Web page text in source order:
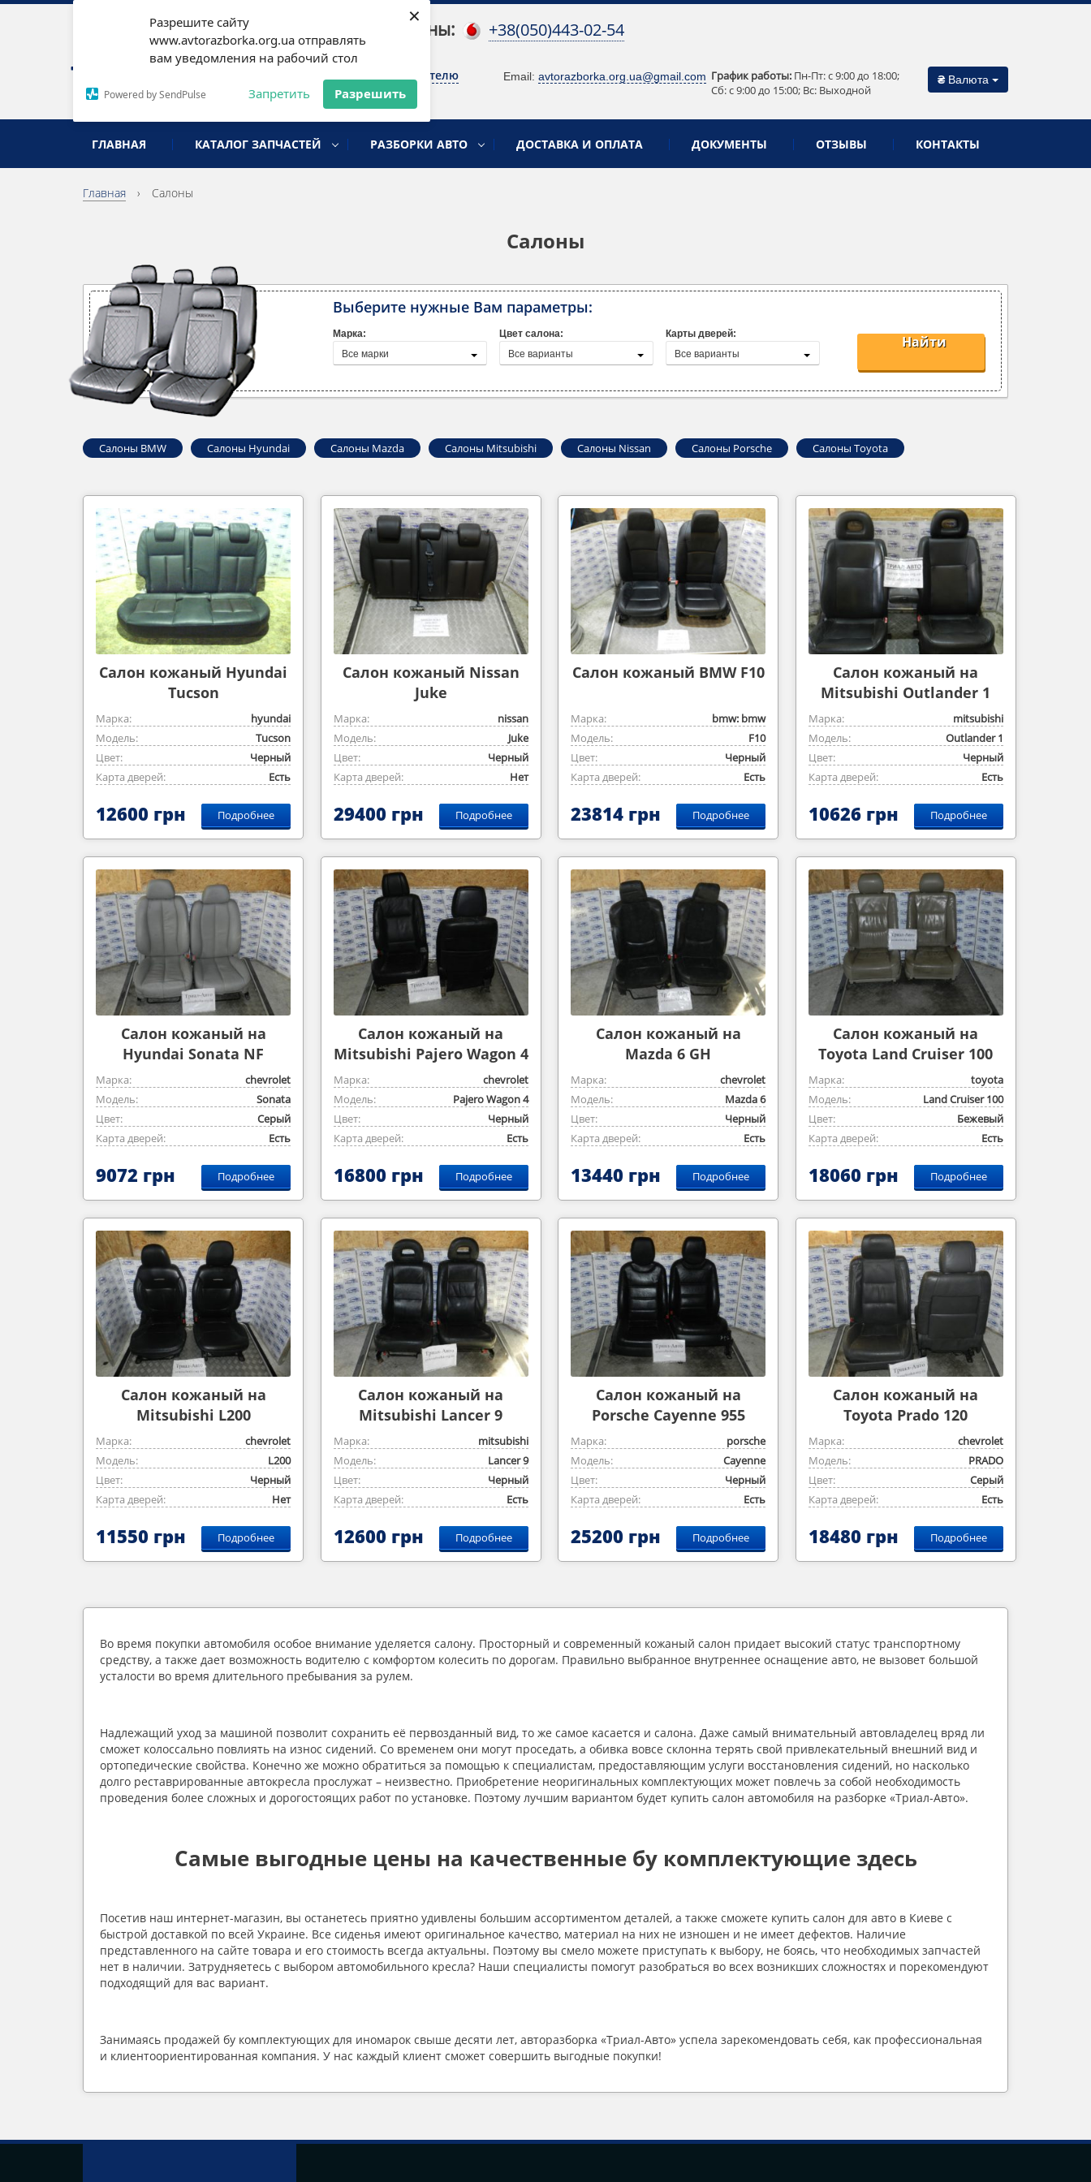
Разрешите сайту
www.avtorazborka.org.ua отправлять
вам уведомления на рабочий стол
Powered by SendPulse Запретить Разрешить
×
разборка иномарок
Наши телефоны: +38(050)443-02-54
Письмо руководителю Email: avtorazborka.org.ua@gmail.com График работы: Пн-Пт: c 9:00 до 18:00;
Сб: c 9:00 до 15:00; Вс: Выходной
₴ Валюта
ГЛАВНАЯ КАТАЛОГ ЗАПЧАСТЕЙ РАЗБОРКИ АВТО ДОСТАВКА И ОПЛАТА ДОКУМЕНТЫ ОТЗЫВЫ КОНТАКТЫ
Главная › Салоны
Салоны
Выберите нужные Вам параметры:
Марка:
Все марки
Цвет салона:
Все варианты
Карты дверей:
Все варианты
Найти
Салоны BMW Салоны Hyundai Салоны Mazda Салоны Mitsubishi Салоны Nissan Салоны Porsche Салоны Toyota
Салон кожаный Hyundai
Tucson
Марка:
hyundai
Модель:
Tucson
Цвет:
Черный
Карта дверей:
Есть
12600 грн Подробнее
Салон кожаный Nissan
Juke
Марка:
nissan
Модель:
Juke
Цвет:
Черный
Карта дверей:
Нет
29400 грн Подробнее
Салон кожаный BMW F10
Марка:
bmw: bmw
Модель:
F10
Цвет:
Черный
Карта дверей:
Есть
23814 грн Подробнее
Салон кожаный на
Mitsubishi Outlander 1
Марка:
mitsubishi
Модель:
Outlander ‎1
Цвет:
Черный
Карта дверей:
Есть
10626 грн Подробнее
Салон кожаный на
Hyundai Sonata NF
Марка:
chevrolet
Модель:
Sonata
Цвет:
Серый
Карта дверей:
Есть
9072 грн Подробнее
Салон кожаный на
Mitsubishi Pajero Wagon 4
Марка:
chevrolet
Модель:
Pajero ‎Wagon 4
Цвет:
Черный
Карта дверей:
Есть
16800 грн Подробнее
Салон кожаный на
Mazda 6 GH
Марка:
chevrolet
Модель:
Mazda 6
Цвет:
Черный
Карта дверей:
Есть
13440 грн Подробнее
Салон кожаный на
Toyota Land Cruiser 100
Марка:
toyota
Модель:
Land Cruiser 100
Цвет:
Бежевый
Карта дверей:
Есть
18060 грн Подробнее
Салон кожаный на
Mitsubishi L200
Марка:
chevrolet
Модель:
L200
Цвет:
Черный
Карта дверей:
Нет
11550 грн Подробнее
Салон кожаный на
Mitsubishi Lancer 9
Марка:
mitsubishi
Модель:
Lancer 9
Цвет:
Черный
Карта дверей:
Есть
12600 грн Подробнее
Салон кожаный на
Porsche Cayenne 955
Марка:
porsche
Модель:
Cayenne
Цвет:
Черный
Карта дверей:
Есть
25200 грн Подробнее
Салон кожаный на
Toyota Prado 120
Марка:
chevrolet
Модель:
PRADO
Цвет:
Серый
Карта дверей:
Есть
18480 грн Подробнее
Во время покупки автомобиля особое внимание уделяется салону. Просторный и современный кожаный салон придает высокий статус транспортному
средству, а также дает возможность водителю с комфортом колесить по дорогам. Правильно выбранное внутреннее оснащение авто, не вызовет большой
усталости во время длительного пребывания за рулем.
Надлежащий уход за машиной позволит сохранить её первозданный вид, то же самое касается и салона. Даже самый внимательный автовладелец вряд ли
сможет колоссально повлиять на износ сидений. Со временем они могут проседать, а обивка вовсе склонна терять свой привлекательный внешний вид и
ортопедические свойства. Конечно же можно обратиться за помощью к специалистам, предоставляющим услуги восстановления сидений, но насколько
долго реставрированные автокресла прослужат – неизвестно. Приобретение неоригинальных комплектующих может повлечь за собой необходимость
проведения более сложных и дорогостоящих работ по установке. Поэтому лучшим вариантом будет купить салон автомобиля на разборке «Триал-Авто».
Самые выгодные цены на качественные бу комплектующие здесь
Посетив наш интернет-магазин, вы останетесь приятно удивлены большим ассортиментом деталей, а также сможете купить салон для авто в Киеве с
быстрой доставкой по всей Украине. Все сиденья имеют оригинальное качество, материал на них не изношен и не имеет дефектов. Наличие
представленного на сайте товара и его стоимость всегда актуальны. Поэтому вы смело можете приступать к выбору, не боясь, что необходимых запчастей
нет в наличии. Затрудняетесь с выбором автомобильного кресла? Наши специалисты помогут разобраться во всех возникших сложностях и порекомендуют
подходящий для вас вариант.
Занимаясь продажей бу комплектующих для иномарок свыше десяти лет, авторазборка «Триал-Авто» успела зарекомендовать себя, как профессиональная
и клиентоориентированная компания. У нас каждый клиент сможет совершить выгодные покупки!